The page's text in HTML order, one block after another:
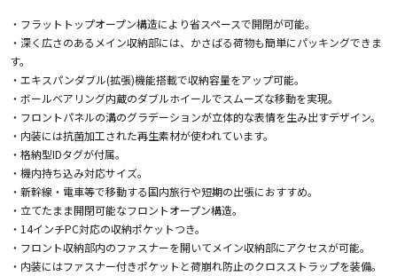
・フラットトップオープン構造により省スペースで開閉が可能。
・深く広さのあるメイン収納部には、かさばる荷物も簡単にパッキングできま
す。
・エキスパンダブル(拡張)機能搭載で収納容量をアップ可能。
・ボールベアリング内蔵のダブルホイールでスムーズな移動を実現。
・フロントパネルの溝のグラデーションが立体的な表情を生み出すデザイン。
・内装には抗菌加工された再生素材が使われています。
・格納型IDタグが付属。
・機内持ち込み対応サイズ。
・新幹線・電車等で移動する国内旅行や短期の出張におすすめ。
・立てたまま開閉可能なフロントオープン構造。
・14インチPC対応の収納ポケットつき。
・フロント収納部内のファスナーを開いてメイン収納部にアクセスが可能。
・内装にはファスナー付きポケットと荷崩れ防止のクロスストラップを装備。